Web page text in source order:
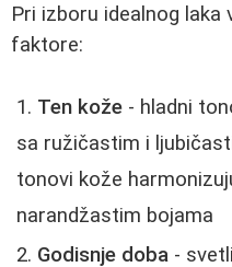
Pri izboru idealnog
faktore:
Ten kože - hladni
sa ružičastim i
tonovi kože
narandžastim bojama
Godisnje doba -